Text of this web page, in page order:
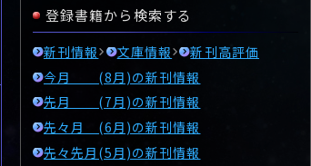
登録書籍から検索する
新刊情報 文庫情報
新刊高評価
今月 (8月)の新刊情報
先月 (7月)の新刊情報
先々月 (6月)の新刊情報
先々先月(5月)の新刊情報